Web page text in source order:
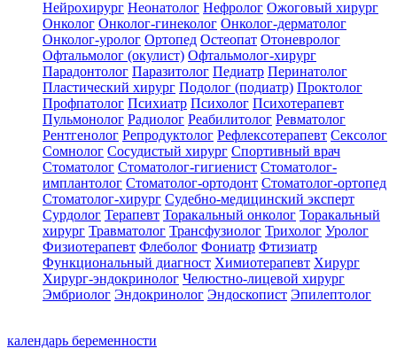
Нейрохирург Неонатолог Нефролог Ожоговый хирург
Онколог Онколог-гинеколог Онколог-дерматолог
Онколог-уролог Ортопед Остеопат Отоневролог
Офтальмолог (окулист) Офтальмолог-хирург
Парадонтолог Паразитолог Педиатр Перинатолог
Пластический хирург Подолог (подиатр) Проктолог
Профпатолог Психиатр Психолог Психотерапевт
Пульмонолог Радиолог Реабилитолог Ревматолог
Рентгенолог Репродуктолог Рефлексотерапевт Сексолог
Сомнолог Сосудистый хирург Спортивный врач
Стоматолог Стоматолог-гигиенист Стоматолог-
имплантолог Стоматолог-ортодонт Стоматолог-ортопед
Стоматолог-хирург Судебно-медицинский эксперт
Сурдолог Терапевт Торакальный онколог Торакальный
хирург Травматолог Трансфузиолог Трихолог Уролог
Физиотерапевт Флеболог Фониатр Фтизиатр
Функциональный диагност Химиотерапевт Хирург
Хирург-эндокринолог Челюстно-лицевой хирург
Эмбриолог Эндокринолог Эндоскопист Эпилептолог
календарь беременности